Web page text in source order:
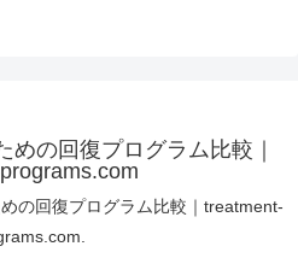
めの回復プログラム比較｜
の回復プログラム比較｜treatment-